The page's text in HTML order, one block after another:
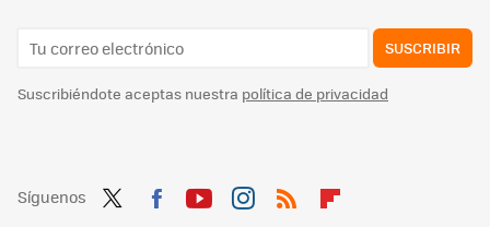
SUSCRIBIR
Suscribiéndote aceptas nuestra política de privacidad
Síguenos